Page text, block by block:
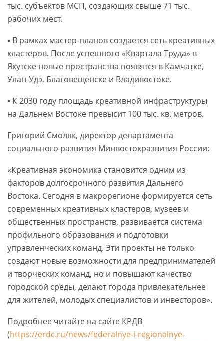
тыс. субъектов МСП, создающих свыше 71 тыс.
рабочих мест.
▪️ В рамках мастер-планов создается сеть креативных
кластеров. После успешного «Квартала Труда» в
Якутске новые пространства появятся в Камчатке,
Улан-Удэ, Благовещенске и Владивостоке.
▪️ К 2030 году площадь креативной инфраструктуры
на Дальнем Востоке превысит 100 тыс. кв. метров.
Григорий Смоляк, директор департамента
социального развития Минвостокразвития России:
«Креативная экономика становится одним из
факторов долгосрочного развития Дальнего
Востока. Сегодня в макрорегионе формируется сеть
современных креативных кластеров, музеев и
общественных пространств, развивается система
профильного образования и подготовки
управленческих команд. Эти проекты не только
создают новые возможности для предпринимателей
и творческих команд, но и повышают качество
городской среды, делают города привлекательнее
для жителей, молодых специалистов и инвесторов».
Подробнее читайте на сайте КРДВ
(https://erdc.ru/news/federalnye-i-regionalnye-